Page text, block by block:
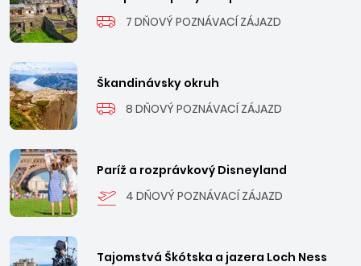
7 DŇOVÝ POZNÁVACÍ ZÁJAZD
Škandinávsky okruh
8 DŇOVÝ POZNÁVACÍ ZÁJAZD
Paríž a rozprávkový Disneyland
4 DŇOVÝ POZNÁVACÍ ZÁJAZD
Tajomstvá Škótska a jazera Loch Ness